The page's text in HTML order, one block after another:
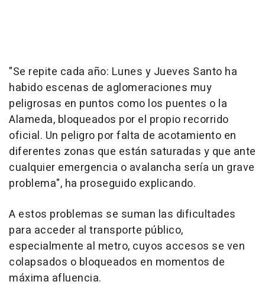
"Se repite cada año: Lunes y Jueves Santo ha
habido escenas de aglomeraciones muy
peligrosas en puntos como los puentes o la
Alameda, bloqueados por el propio recorrido
oficial. Un peligro por falta de acotamiento en
diferentes zonas que están saturadas y que ante
cualquier emergencia o avalancha sería un grave
problema", ha proseguido explicando.
A estos problemas se suman las dificultades
para acceder al transporte público,
especialmente al metro, cuyos accesos se ven
colapsados o bloqueados en momentos de
máxima afluencia.